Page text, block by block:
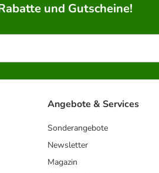
und Gutscheine!
Angebote & Services
Sonderangebote
Newsletter
Magazin